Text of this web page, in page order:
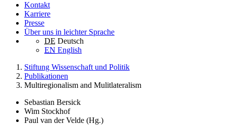
Kontakt
Karriere
Presse
Über uns in leichter Sprache
DE Deutsch
EN English
Stiftung Wissenschaft und Politik
Publikationen
Multiregionalism and Mulitlateralism
Sebastian Bersick
Wim Stockhof
Paul van der Velde (Hg.)